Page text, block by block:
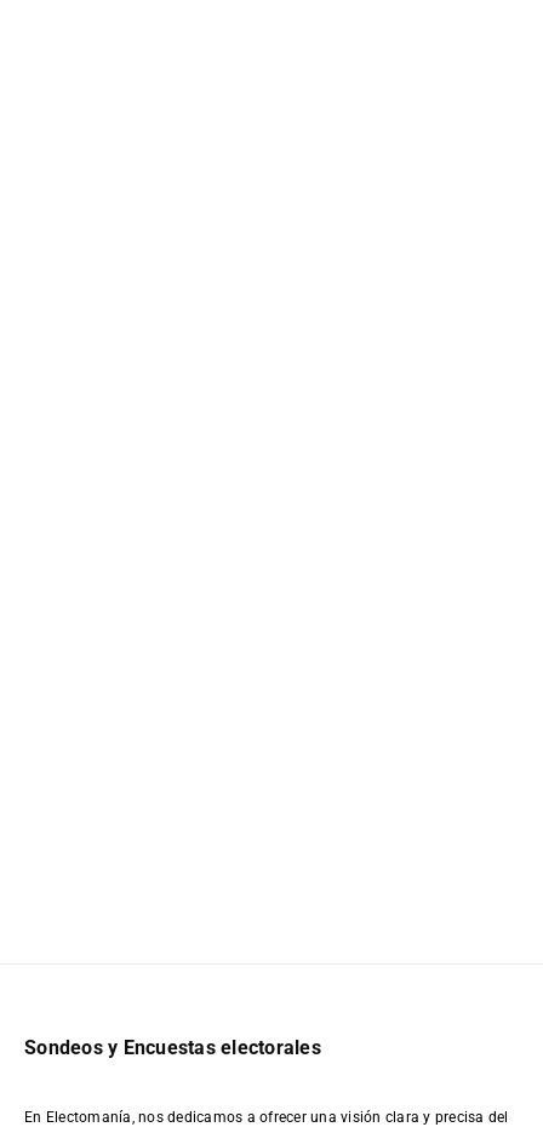
Sondeos y Encuestas electorales
En Electomanía, nos dedicamos a ofrecer una visión clara y precisa del